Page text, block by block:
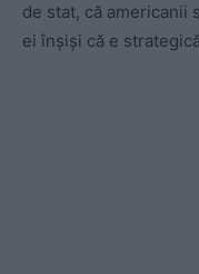
de stat, că americanii
ei înșiși că e